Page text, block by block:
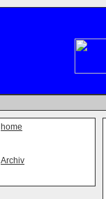
home
Archiv